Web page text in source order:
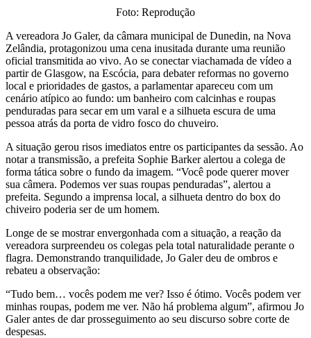
Foto: Reprodução
A vereadora Jo Galer, da câmara municipal de Dunedin, na Nova
Zelândia, protagonizou uma cena inusitada durante uma reunião
oficial transmitida ao vivo. Ao se conectar viachamada de vídeo a
partir de Glasgow, na Escócia, para debater reformas no governo
local e prioridades de gastos, a parlamentar apareceu com um
cenário atípico ao fundo: um banheiro com calcinhas e roupas
penduradas para secar em um varal e a silhueta escura de uma
pessoa atrás da porta de vidro fosco do chuveiro.
A situação gerou risos imediatos entre os participantes da sessão. Ao
notar a transmissão, a prefeita Sophie Barker alertou a colega de
forma tática sobre o fundo da imagem. “Você pode querer mover
sua câmera. Podemos ver suas roupas penduradas”, alertou a
prefeita. Segundo a imprensa local, a silhueta dentro do box do
chiveiro poderia ser de um homem.
Longe de se mostrar envergonhada com a situação, a reação da
vereadora surpreendeu os colegas pela total naturalidade perante o
flagra. Demonstrando tranquilidade, Jo Galer deu de ombros e
rebateu a observação:
“Tudo bem… vocês podem me ver? Isso é ótimo. Vocês podem ver
minhas roupas, podem me ver. Não há problema algum”, afirmou Jo
Galer antes de dar prosseguimento ao seu discurso sobre corte de
despesas.